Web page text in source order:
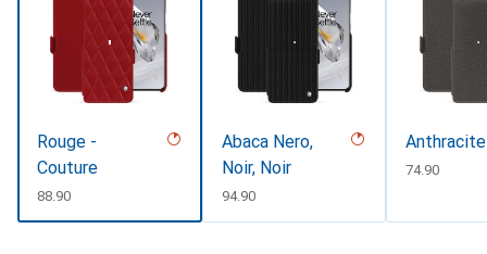
Rouge -
Couture
CHF
88.90
Abaca Nero,
Noir, Noir
CHF
94.90
Anthracite
CHF
74.90